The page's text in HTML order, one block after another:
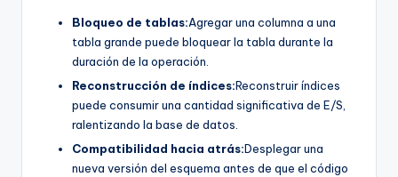
Bloqueo de tablas:Agregar una columna a una
tabla grande puede bloquear la tabla durante la
duración de la operación.
Reconstrucción de índices:Reconstruir índices
puede consumir una cantidad significativa de E/S,
ralentizando la base de datos.
Compatibilidad hacia atrás:Desplegar una
nueva versión del esquema antes de que el código